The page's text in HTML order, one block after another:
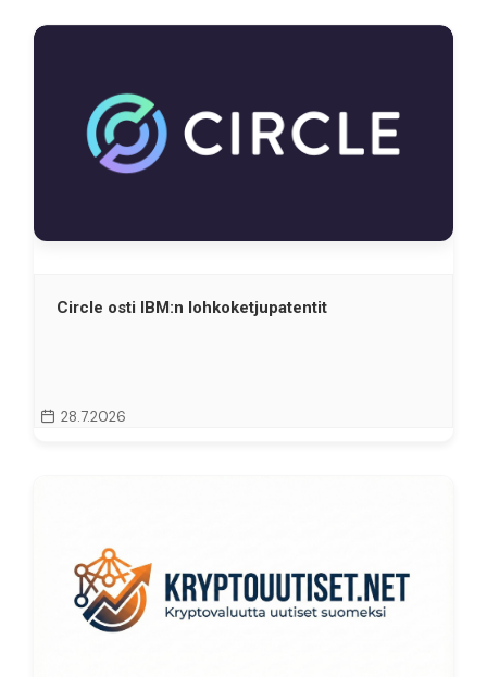
Circle osti IBM:n lohkoketjupatentit
28.7.2026